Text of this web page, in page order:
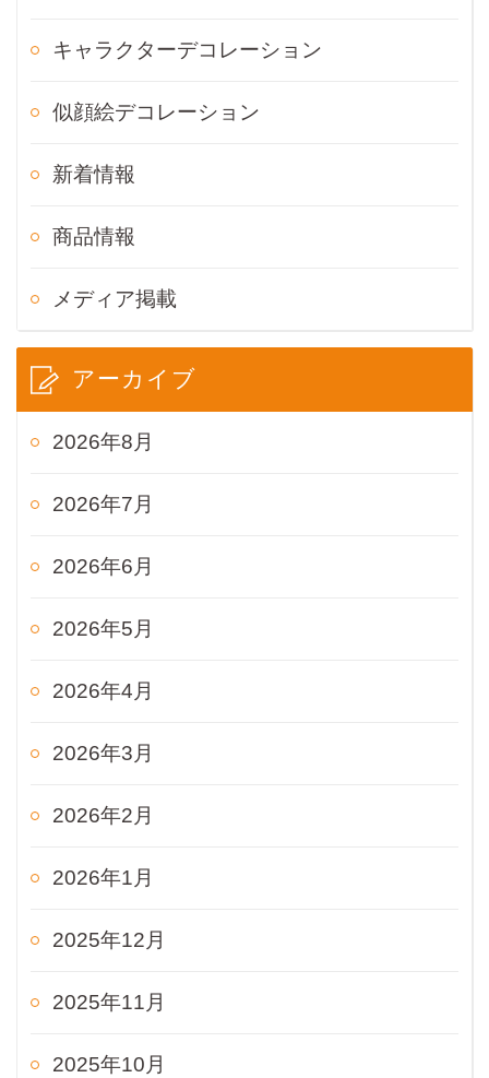
キャラクターデコレーション
似顔絵デコレーション
新着情報
商品情報
メディア掲載
アーカイブ
2026年8月
2026年7月
2026年6月
2026年5月
2026年4月
2026年3月
2026年2月
2026年1月
2025年12月
2025年11月
2025年10月